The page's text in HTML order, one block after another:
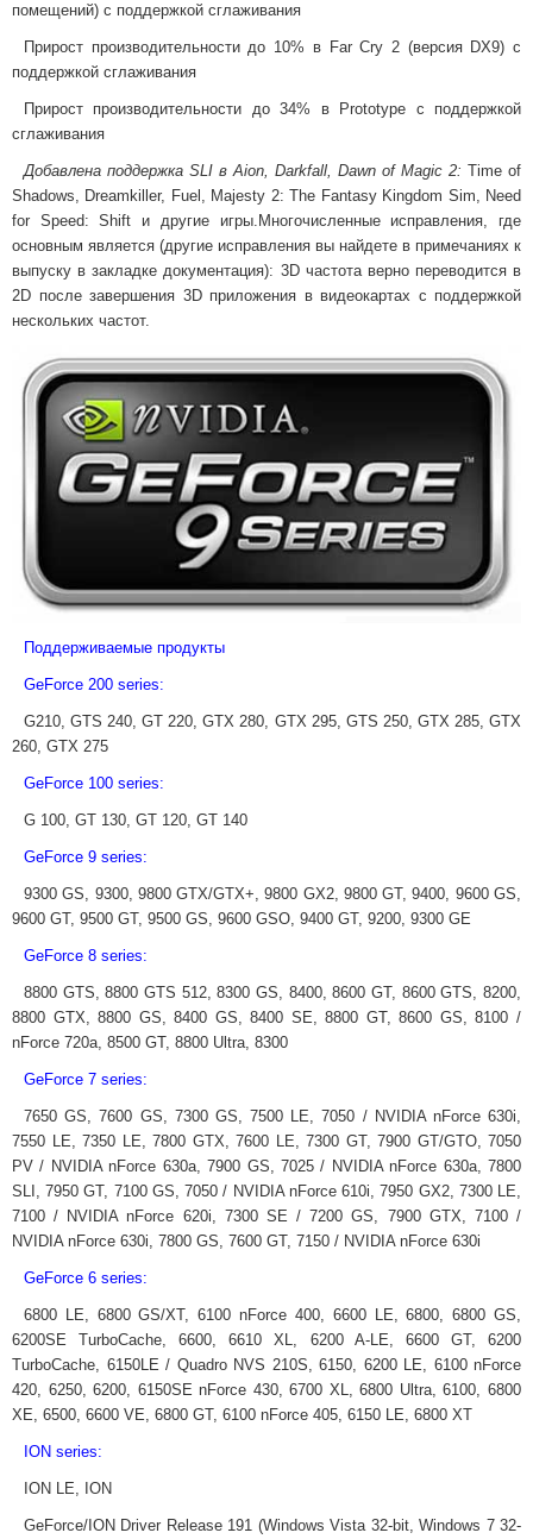
помещений) с поддержкой сглаживания
Прирост производительности до 10% в Far Cry 2 (версия DX9) с
поддержкой сглаживания
Прирост производительности до 34% в Prototype с поддержкой
сглаживания
Добавлена поддержка SLI в Aion, Darkfall, Dawn of Magic 2: Time of
Shadows, Dreamkiller, Fuel, Majesty 2: The Fantasy Kingdom Sim, Need
for Speed: Shift и другие игры.Многочисленные исправления, где
основным является (другие исправления вы найдете в примечаниях к
выпуску в закладке документация): 3D частота верно переводится в
2D после завершения 3D приложения в видеокартах с поддержкой
нескольких частот.
Поддерживаемые продукты
GeForce 200 series:
G210,GTS 240,GT 220,GTX 280, GTX 295, GTS 250, GTX 285,GTX
260, GTX 275
GeForce 100 series:
G 100, GT 130, GT 120, GT 140
GeForce 9 series:
9300 GS, 9300, 9800 GTX/GTX+, 9800 GX2, 9800 GT, 9400, 9600 GS,
9600 GT, 9500 GT, 9500 GS, 9600 GSO, 9400 GT, 9200, 9300 GE
GeForce 8 series:
8800 GTS, 8800 GTS 512, 8300 GS, 8400, 8600 GT, 8600 GTS, 8200,
8800 GTX, 8800 GS, 8400 GS, 8400 SE, 8800 GT, 8600 GS, 8100 /
nForce 720a, 8500 GT, 8800 Ultra, 8300
GeForce 7 series:
7650 GS, 7600 GS, 7300 GS, 7500 LE, 7050 / NVIDIA nForce 630i,
7550 LE, 7350 LE, 7800 GTX, 7600 LE, 7300 GT, 7900 GT/GTO, 7050
PV / NVIDIA nForce 630a, 7900 GS, 7025 / NVIDIA nForce 630a, 7800
SLI, 7950 GT, 7100 GS, 7050 / NVIDIA nForce 610i, 7950 GX2, 7300 LE,
7100 / NVIDIA nForce 620i, 7300 SE / 7200 GS, 7900 GTX, 7100 /
NVIDIA nForce 630i, 7800 GS, 7600 GT, 7150 / NVIDIA nForce 630i
GeForce 6 series:
6800 LE, 6800 GS/XT, 6100 nForce 400, 6600 LE, 6800, 6800 GS,
6200SE TurboCache, 6600, 6610 XL, 6200 A-LE, 6600 GT, 6200
TurboCache, 6150LE / Quadro NVS 210S, 6150, 6200 LE, 6100 nForce
420, 6250, 6200, 6150SE nForce 430, 6700 XL, 6800 Ultra, 6100, 6800
XE, 6500, 6600 VE, 6800 GT, 6100 nForce 405, 6150 LE, 6800 XT
ION series:
ION LE, ION
GeForce/ION Driver Release 191 (Windows Vista 32-bit, Windows 7 32-